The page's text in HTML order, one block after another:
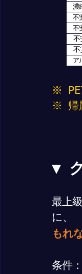
濃
不
不
不
不
ア
※
※ 帰
▼
最上
に、
もれ
条件